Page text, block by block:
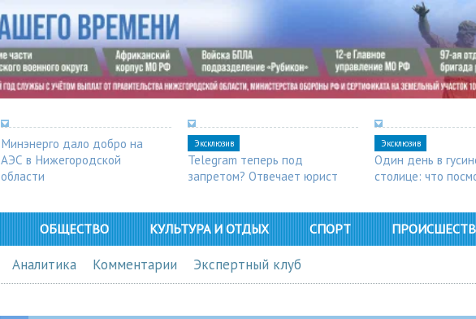
Минэнерго дало добро на
АЭС в Нижегородской
области
Эксклюзив
Telegram теперь под
запретом? Отвечает юрист
Эксклюзив
Один день в
столице: что
ОБЩЕСТВО КУЛЬТУРА И ОТДЫХ СПОРТ
Аналитика Комментарии Экспертный клуб